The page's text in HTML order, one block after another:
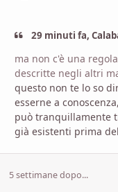
29 minuti fa,
ma non c'è una
descritte negli altri
questo non te lo so
esserne a
può tranquillamente
già esistenti prima
5 settimane dopo...